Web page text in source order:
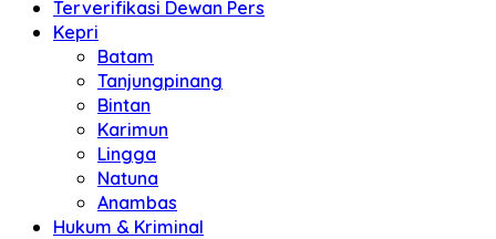
Terverifikasi Dewan Pers
Kepri
Batam
Tanjungpinang
Bintan
Karimun
Lingga
Natuna
Anambas
Hukum & Kriminal